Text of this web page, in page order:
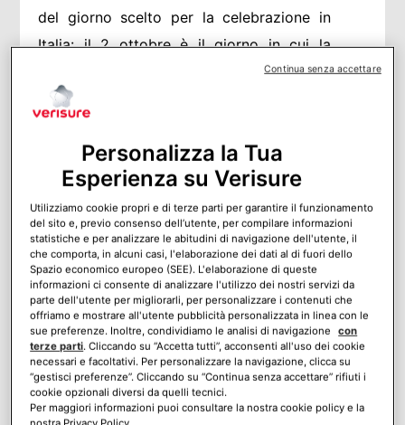
del giorno scelto per la celebrazione in
Italia: il 2 ottobre è il giorno in cui la
Chiesa cattolica celebra gli “angeli
custodi”, commemorazione nata a
della città.
dei Nonni nel 2005 con una legge che
incoraggia i comuni ad organizzare eventi
ed iniziative per valorizzare il ruolo dei
nonni all’interno delle nostre famiglie e
della società più in generale.
Una giornata piena d’amore nella quale
non si può far altro che ringraziare i nostri
Personalizza la Tua
Esperienza su Verisure
Utilizziamo cookie propri e di terze parti per garantire il funzionamento
del sito e, previo consenso dell’utente, per compilare informazioni
statistiche e per analizzare le abitudini di navigazione dell'utente, il
che comporta, in alcuni casi, l'elaborazione dei dati al di fuori dello
Spazio economico europeo (SEE). L'elaborazione di queste
informazioni ci consente di analizzare l'utilizzo dei nostri servizi da
parte dell'utente per migliorarli, per personalizzare i contenuti che
offriamo e mostrare all'utente pubblicità personalizzata in linea con le
sue preferenze. Inoltre, condividiamo le analisi di navigazione
con
terze parti. Cliccando su “Accetta tutti”, acconsenti all'uso dei cookie
necessari e facoltativi. Per personalizzare la navigazione, clicca su
“gestisci preferenze”. Cliccando su “Continua senza accettare” rifiuti i
cookie opzionali diversi da quelli tecnici.
Per maggiori informazioni puoi consultare la nostra cookie policy e la
Continua senza accettare